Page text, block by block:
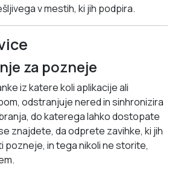
v mestih, ki jih podpira.
za pozneje
iz katere koli aplikacije ali
odstranjuje nered in sinhronizira
do katerega lahko dostopate
znajdete, da odprete zavihke, ki jih
in tega nikoli ne storite,